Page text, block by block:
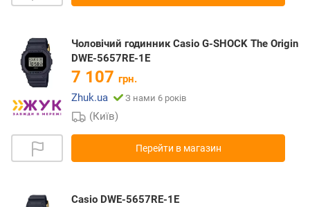
Чоловічий годинник Casio G-SHOCK The Origin
DWE-5657RE-1E
7 107 грн.
Zhuk.ua
З нами 6 років
(Київ)
Перейти в магазин
Casio DWE-5657RE-1E